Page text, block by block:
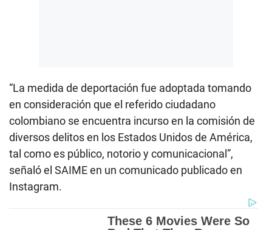
“La medida de deportación fue adoptada tomando
en consideración que el referido ciudadano
colombiano se encuentra incurso en la comisión de
diversos delitos en los Estados Unidos de América,
tal como es público, notorio y comunicacional”,
señaló el SAIME en un comunicado publicado en
Instagram.